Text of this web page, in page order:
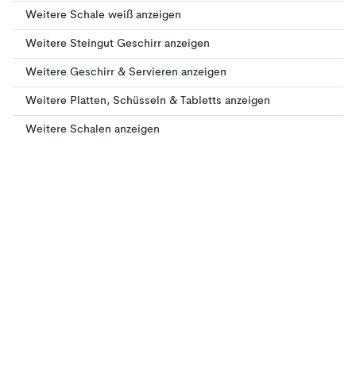
Weitere Schale weiß anzeigen
Weitere Steingut Geschirr anzeigen
Weitere Geschirr & Servieren anzeigen
Weitere Platten, Schüsseln & Tabletts anzeigen
Weitere Schalen anzeigen